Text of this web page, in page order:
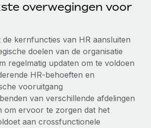
overwegingen voor
de kernfuncties van HR aansluiten
doelen van de organisatie
regelmatig updaten om te voldoen
HR-behoeften en
vooruitgang
van verschillende afdelingen
om ervoor te zorgen dat het
aan crossfunctionele